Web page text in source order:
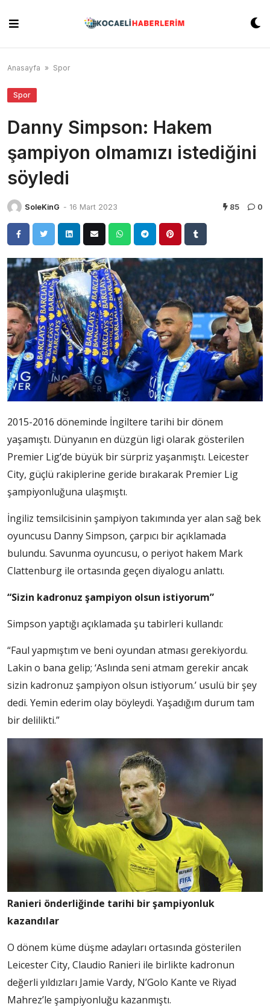
content
Anasayfa » Spor
Spor
Danny Simpson: Hakem
şampiyon olmamızı istediğini
söyledi
SoleKinG - 16 Mart 2023 85 0
2015-2016 döneminde İngiltere tarihi bir dönem
yaşamıştı. Dünyanın en düzgün ligi olarak gösterilen
Premier Lig’de büyük bir sürpriz yaşanmıştı. Leicester
City, güçlü rakiplerine geride bırakarak Premier Lig
şampiyonluğuna ulaşmıştı.
İngiliz temsilcisinin şampiyon takımında yer alan sağ bek
oyuncusu Danny Simpson, çarpıcı bir açıklamada
bulundu. Savunma oyuncusu, o periyot hakem Mark
Clattenburg ile ortasında geçen diyalogu anlattı.
“Sizin kadronuz şampiyon olsun istiyorum”
Simpson yaptığı açıklamada şu tabirleri kullandı:
“Faul yapmıştım ve beni oyundan atması gerekiyordu.
Lakin o bana gelip; ‘Aslında seni atmam gerekir ancak
sizin kadronuz şampiyon olsun istiyorum.’ usulü bir şey
dedi. Yemin ederim olay böyleydi. Yaşadığım durum tam
bir delilikti.”
Ranieri önderliğinde tarihi bir şampiyonluk
kazandılar
O dönem küme düşme adayları ortasında gösterilen
Leicester City, Claudio Ranieri ile birlikte kadronun
değerli yıldızları Jamie Vardy, N’Golo Kante ve Riyad
Mahrez’le şampiyonluğu kazanmıştı.